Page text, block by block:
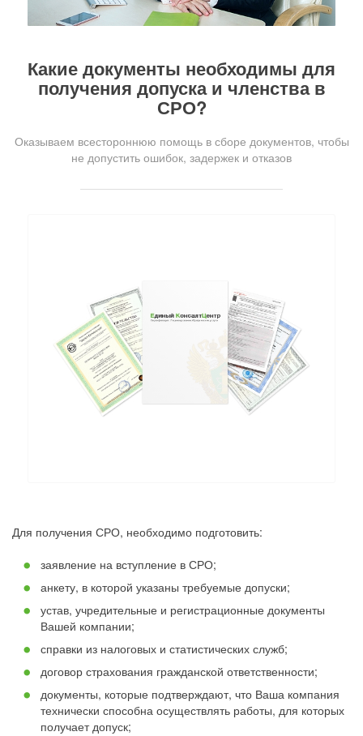
Какие документы необходимы для
получения допуска и членства в
СРО?
Оказываем всестороннюю помощь в сборе документов, чтобы
не допустить ошибок, задержек и отказов
Для получения СРО, необходимо подготовить:
заявление на вступление в СРО;
анкету, в которой указаны требуемые допуски;
устав, учредительные и регистрационные документы
Вашей компании;
справки из налоговых и статистических служб;
договор страхования гражданской ответственности;
документы, которые подтверждают, что Ваша компания
технически способна осуществлять работы, для которых
получает допуск;